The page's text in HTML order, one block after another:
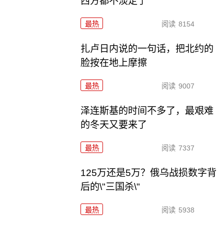
最热 阅读 8154
扎卢日内说的一句话，把北约的
脸按在地上摩擦
最热 阅读 9007
泽连斯基的时间不多了，最艰难
的冬天又要来了
最热 阅读 7337
125万还是5万？俄乌战损数字背
后的\"三国杀\"
最热 阅读 5938